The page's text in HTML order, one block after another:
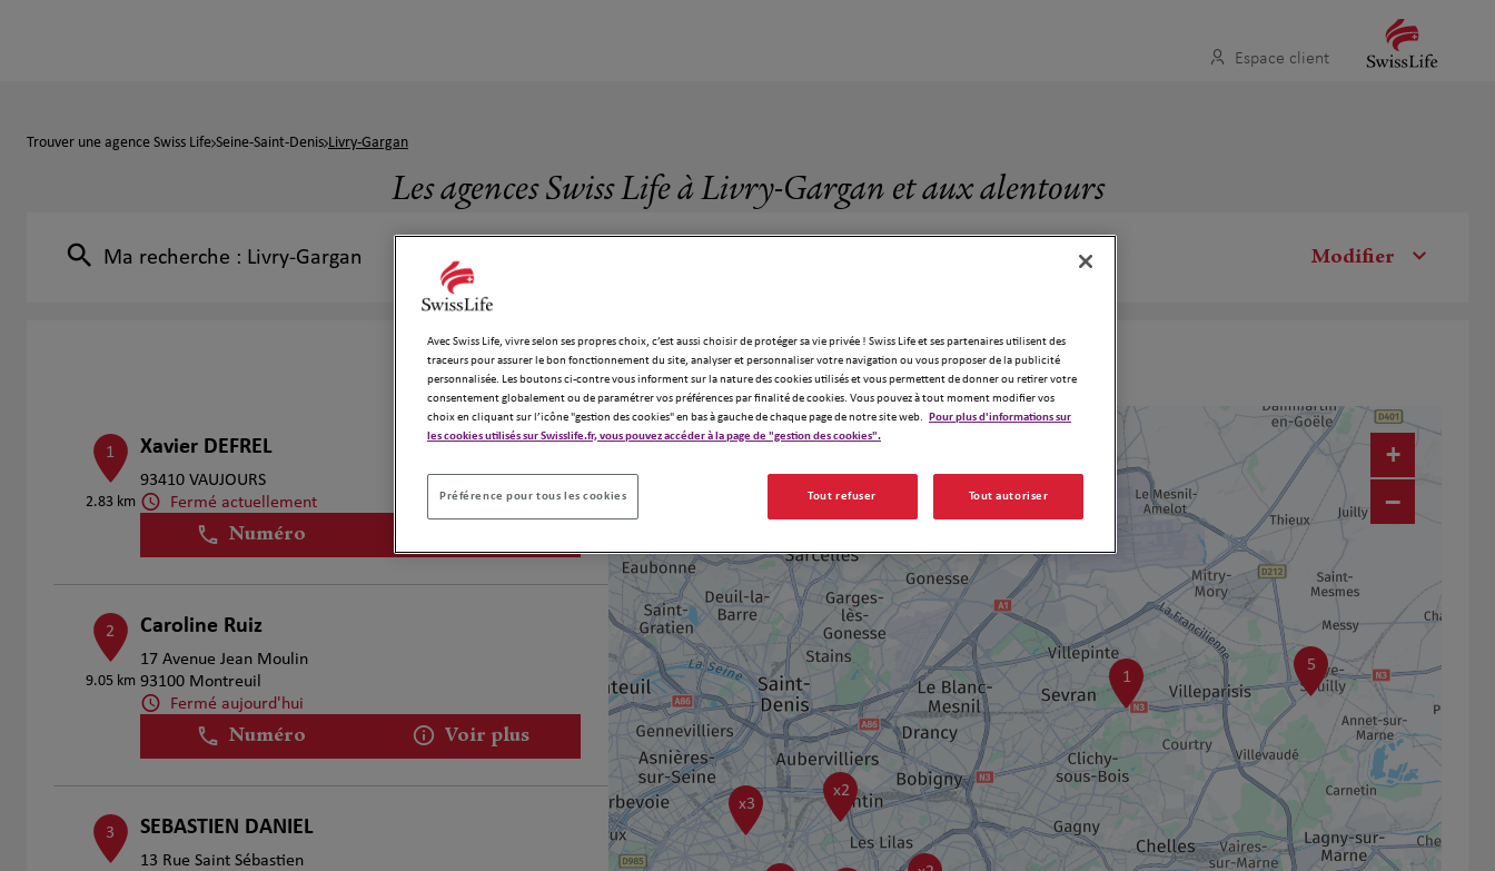
Espace client
Trouver une agence Swiss Life Seine-Saint-Denis Livry-Gargan
Les agences Swiss Life à Livry-Gargan et aux alentours
Ma recherche : Livry-Gargan Modifier
63 agences Swiss Life à Livry-Gargan
1
2.83 km
Xavier DEFREL
93410 VAUJOURS
Fermé actuellement
Numéro
2
9.05 km
Caroline Ruiz
17 Avenue Jean Moulin
93100 Montreuil
Fermé aujourd'hui
Numéro Voir plus
3 SEBASTIEN DANIEL
13 Rue Saint Sébastien
x3
5
1
x2
+
−
Avec Swiss Life, vivre selon ses propres choix, c’est aussi choisir de protéger sa vie privée ! Swiss Life et ses partenaires utilisent des
traceurs pour assurer le bon fonctionnement du site, analyser et personnaliser votre navigation ou vous proposer de la publicité
personnalisée. Les boutons ci-contre vous informent sur la nature des cookies utilisés et vous permettent de donner ou retirer votre
consentement globalement ou de paramétrer vos préférences par finalité de cookies. Vous pouvez à tout moment modifier vos
choix en cliquant sur l’icône "gestion des cookies" en bas à gauche de chaque page de notre site web. Pour plus d'informations sur
les cookies utilisés sur Swisslife.fr, vous pouvez accéder à la page de "gestion des cookies".
Préférence pour tous les cookies Tout refuser Tout autoriser